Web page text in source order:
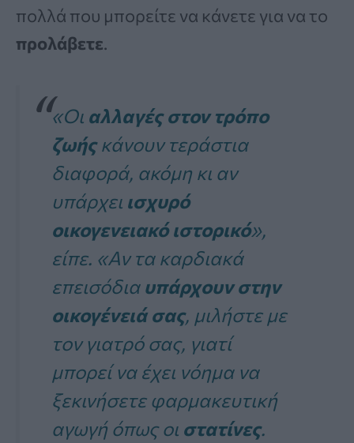
πολλά που μπορείτε να κάνετε για να το
προλάβετε.
«Οι αλλαγές στον τρόπο
ζωήςκάνουν τεράστια
διαφορά, ακόμη κι αν
υπάρχει ισχυρό
οικογενειακό ιστορικό»,
είπε. «Αν τα καρδιακά
επεισόδιαυπάρχουν στην
οικογένειά σας, μιλήστε με
τον γιατρό σας, γιατί
μπορεί να έχει νόημα να
ξεκινήσετε φαρμακευτική
αγωγή όπως οι στατίνες.